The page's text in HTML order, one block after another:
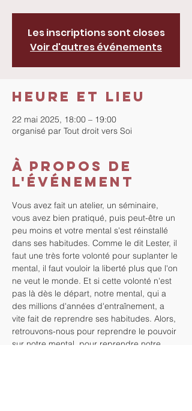
Les inscriptions sont closes
Voir d'autres événements
Heure et lieu
22 mai 2025, 18:00 – 19:00
organisé par Tout droit vers Soi
À propos de
l'événement
Vous avez fait un atelier, un séminaire,
vous avez bien pratiqué, puis peut-être un
peu moins et votre mental s'est réinstallé
dans ses habitudes. Comme le dit Lester, il
faut une très forte volonté pour suplanter le
mental, il faut vouloir la liberté plus que l'on
ne veut le monde. Et si cette volonté n'est
pas là dès le départ, notre mental, qui a
des millions d'années d'entraînement, a
vite fait de reprendre ses habitudes. Alors,
retrouvons-nous pour reprendre le pouvoir
sur notre mental, pour reprendre notre